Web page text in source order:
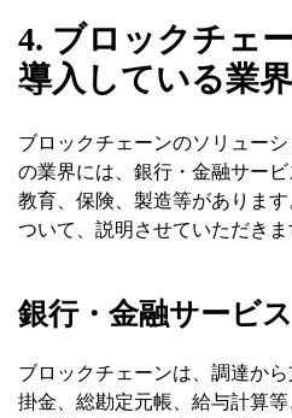
4. ブロックチェ
導入している業界
ブロックチェーンのソリュー
の業界には、銀行・金融サービ
教育、保険、製造等がありま
ついて、説明させていただきま
銀行・金融サービス
ブロックチェーンは、調達か
掛金、総勘定元帳、給与計算